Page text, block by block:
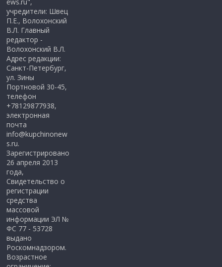
учредители: Швец
П.Е., Волохонский
В.Л. Главный
редактор -
Волохонский В.Л.
Адрес редакции:
Санкт-Петербург,
ул. Зины
Портновой 30-45,
телефон
+78129877938,
электронная
почта
info@kupchinonew
s.ru.
Зарегистрировано
26 апреля 2013
года,
Свидетельство о
регистрации
средства
массовой
информации ЭЛ №
ФС 77 - 53728
выдано
Роскомнадзором.
Возрастное